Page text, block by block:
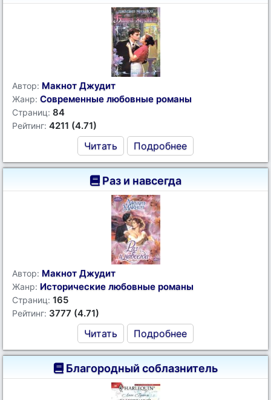
Автор: Макнот Джудит
Жанр: Современные любовные романы
Страниц: 84
Рейтинг: 4211 (4.71)
Читать Подробнее
Раз и навсегда
Автор: Макнот Джудит
Жанр: Исторические любовные романы
Страниц: 165
Рейтинг: 3777 (4.71)
Читать Подробнее
Благородный соблазнитель